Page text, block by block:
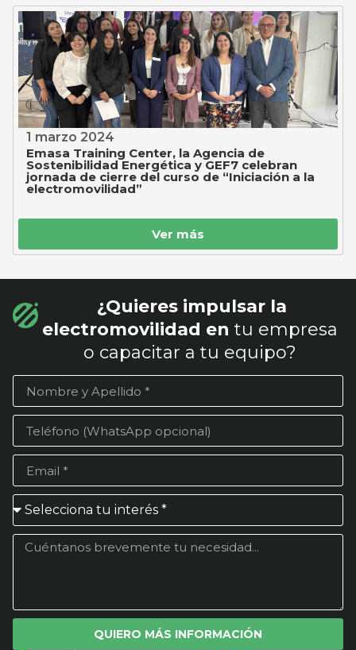
1 marzo 2024
Emasa Training Center, la Agencia de
Sostenibilidad Energética y GEF7 celebran
jornada de cierre del curso de “Iniciación a la
electromovilidad”
Ver más
¿Quieres impulsar la
electromovilidad en tu empresa
o capacitar a tu equipo?
QUIERO MÁS INFORMACIÓN